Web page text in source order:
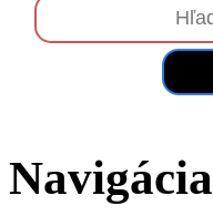
Navigácia